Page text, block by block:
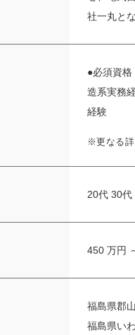
社一丸と
●必須資
造系実務
経験
※更なる詳
20代 30代
450 万円
福島県郡
福島県い